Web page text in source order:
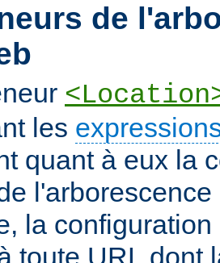
de
les
quant à eux la
la